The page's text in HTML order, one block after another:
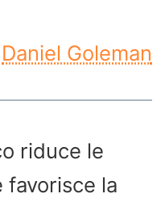
Daniel Goleman
riduce le
favorisce la